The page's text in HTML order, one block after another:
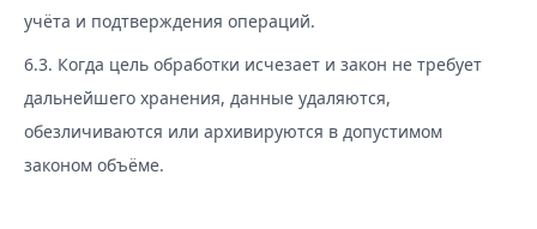
учёта и подтверждения операций.
6.3. Когда цель обработки исчезает и закон не требует
дальнейшего хранения, данные удаляются,
обезличиваются или архивируются в допустимом
законом объёме.